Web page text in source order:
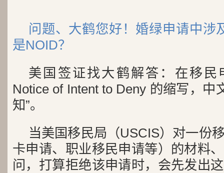
问题、大鹤您好！婚绿申请中涉
是NOID？
美国签证找大鹤解答：在移民
Notice of Intent to Deny 的缩写，中
知”。
当美国移民局（USCIS）对一份
卡申请、职业移民申请等）的材料
问，打算拒绝该申请时，会先发出